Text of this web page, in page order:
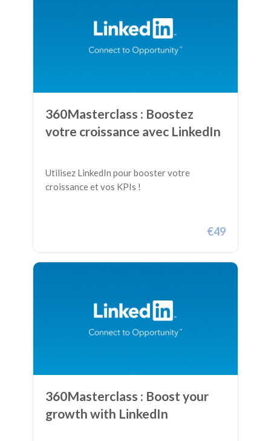
360Masterclass : Boostez
votre croissance avec LinkedIn
Utilisez LinkedIn pour booster votre
croissance et vos KPIs !
€49
360Masterclass : Boost your
growth with LinkedIn